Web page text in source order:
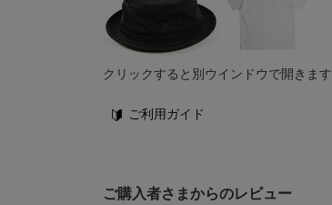
クリックすると別ウインドウで開きます
ご利用ガイド
ご購入者さまからのレビュー